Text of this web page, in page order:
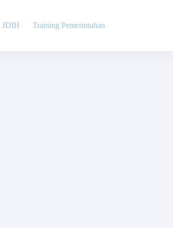
JDIH Training Pemerintahan